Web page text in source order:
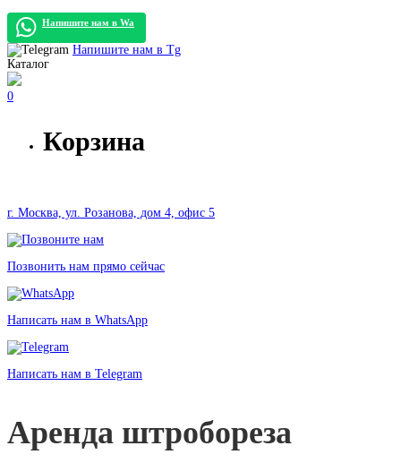
Напишите нам в Wa
Напишите нам в Tg
Каталог
0
Корзина
г. Москва, ул. Розанова, дом 4, офис 5
Позвонить нам прямо сейчас
Написать нам в WhatsApp
Написать нам в Telegram
Аренда штробореза